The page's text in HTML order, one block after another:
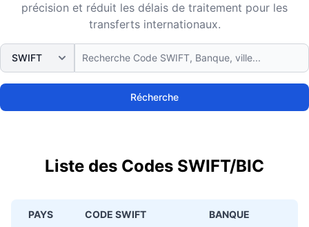
précision et réduit les délais de traitement pour les
transferts internationaux.
Récherche
Liste des Codes SWIFT/BIC
PAYS CODE SWIFT BANQUE